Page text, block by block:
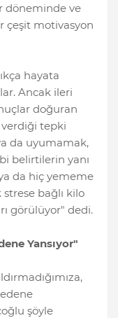
döneminde ve
çeşit motivasyon
hayata
Ancak ileri
doğuran
verdiği tepki
da uyumamak,
belirtilerin yanı
da hiç yememe
bağlı kilo
görülüyor" dedi.
Yansıyor"
şöyle